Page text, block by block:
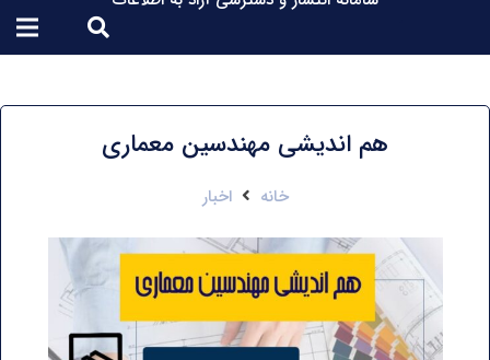
هم اندیشی مهندسین معماری
خانه اخبار